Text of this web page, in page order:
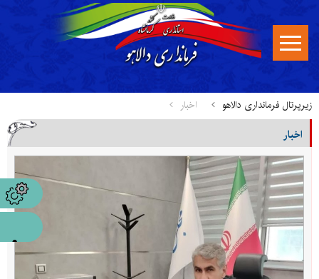
زیرپرتال فرمانداری دالاهو اخبار
اخبار